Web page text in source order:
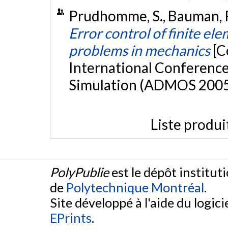
Prudhomme, S., Bauman,
Error control of finite
problems in mechanics
International
Simulation (ADMOS
Liste
PolyPublieest le dépôt
de Polytechnique Montréal.
Site développé à l'aide du
EPrints.